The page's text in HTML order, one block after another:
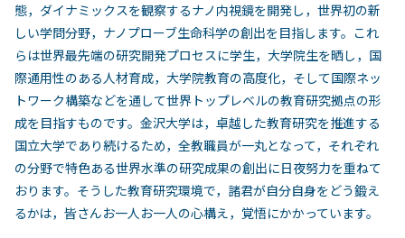
態，ダイナミックスを観察するナノ内視鏡を開発し，世界初の新
しい学問分野，ナノプローブ生命科学の創出を目指します。これ
らは世界最先端の研究開発プロセスに学生，大学院生を晒し，国
際通用性のある人材育成，大学院教育の高度化，そして国際ネッ
トワーク構築などを通して世界トップレベルの教育研究拠点の形
成を目指すものです。金沢大学は，卓越した教育研究を推進する
国立大学であり続けるため，全教職員が一丸となって，それぞれ
の分野で特色ある世界水準の研究成果の創出に日夜努力を重ねて
おります。そうした教育研究環境で，諸君が自分自身をどう鍛え
るかは，皆さんお一人お一人の心構え，覚悟にかかっています。